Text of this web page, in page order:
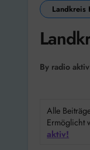
Landkreis
By radio aktiv
Alle
Ermöglicht
aktiv!